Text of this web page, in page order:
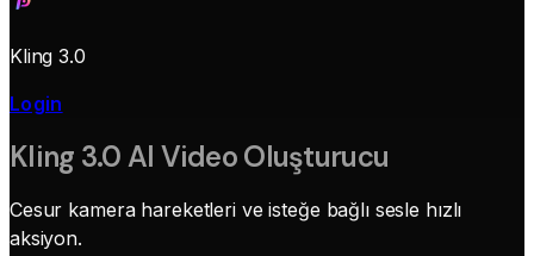
Kling 3.0
Login
Kling 3.0 AI Video Oluşturucu
Cesur kamera hareketleri ve isteğe bağlı sesle hızlı
aksiyon.